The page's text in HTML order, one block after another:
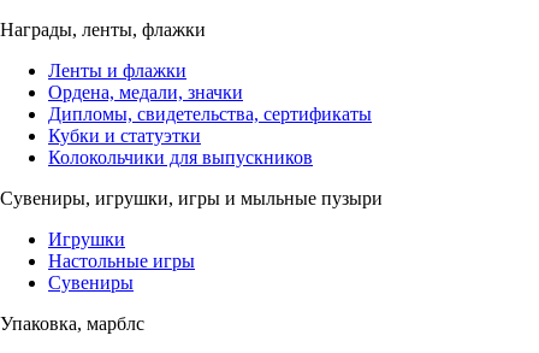
Награды, ленты, флажки
Ленты и флажки
Ордена, медали, значки
Дипломы, свидетельства, сертификаты
Кубки и статуэтки
Колокольчики для выпускников
Сувениры, игрушки, игры и мыльные пузыри
Игрушки
Настольные игры
Сувениры
Упаковка, марблс